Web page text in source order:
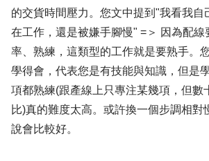
的交貨時間壓力。您文中提到"我看我自
在工作，還是被嫌手腳慢" =＞ 因為配線
率、熟練，這類型的工作就是要熟手。
學得會，代表您是有技能與知識，但是
項都熟練(跟產線上只專注某幾項，但數
比)真的難度太高。或許換一個步調相對
說會比較好。